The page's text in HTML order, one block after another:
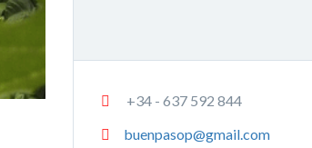
+34 - 637 592 844
buenpasop@gmail.com